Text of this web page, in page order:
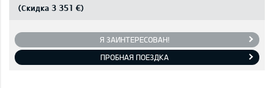
(Скидка 3 351 €)
Я ЗАИНТЕРЕСОВАН!
ПРОБНАЯ ПОЕЗДКА